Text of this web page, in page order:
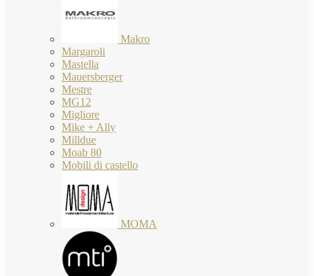
Makro
Margaroli
Mastella
Mauersberger
Mestre
MG12
Migliore
Mike + Ally
Milldue
Moab 80
Mobili di castello
MOMA